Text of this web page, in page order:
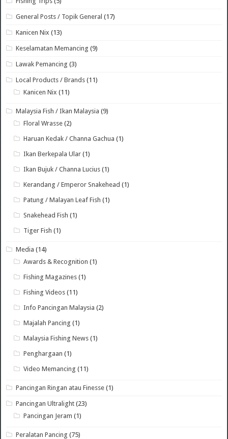
General Posts / Topik General (17)
Kanicen Nix (13)
Keselamatan Memancing (9)
Lawak Pemancing (3)
Local Products / Brands (11)
Kanicen Nix (11)
Malaysia Fish / Ikan Malaysia (9)
Floral Wrasse (2)
Haruan Kedak / Channa Gachua (1)
Ikan Berkepala Ular (1)
Ikan Bujuk / Channa Lucius (1)
Kerandang / Emperor Snakehead (1)
Patung / Malayan Leaf Fish (1)
Snakehead Fish (1)
Tiger Fish (1)
Media (14)
Awards & Recognition (1)
Fishing Magazines (1)
Fishing Videos (11)
Info Pancingan Malaysia (2)
Majalah Pancing (1)
Malaysia Fishing News (1)
Penghargaan (1)
Video Memancing (11)
Pancingan Ringan atau Finesse (1)
Pancingan Ultralight (23)
Pancingan Jeram (1)
Peralatan Pancing (75)